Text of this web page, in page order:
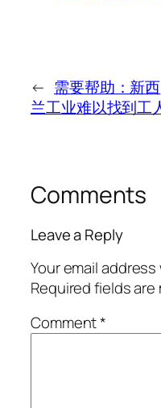
← 需要帮助：新西
兰工业难以找到工
Comments
Leave a Reply
Your email
Required fields
Comment*